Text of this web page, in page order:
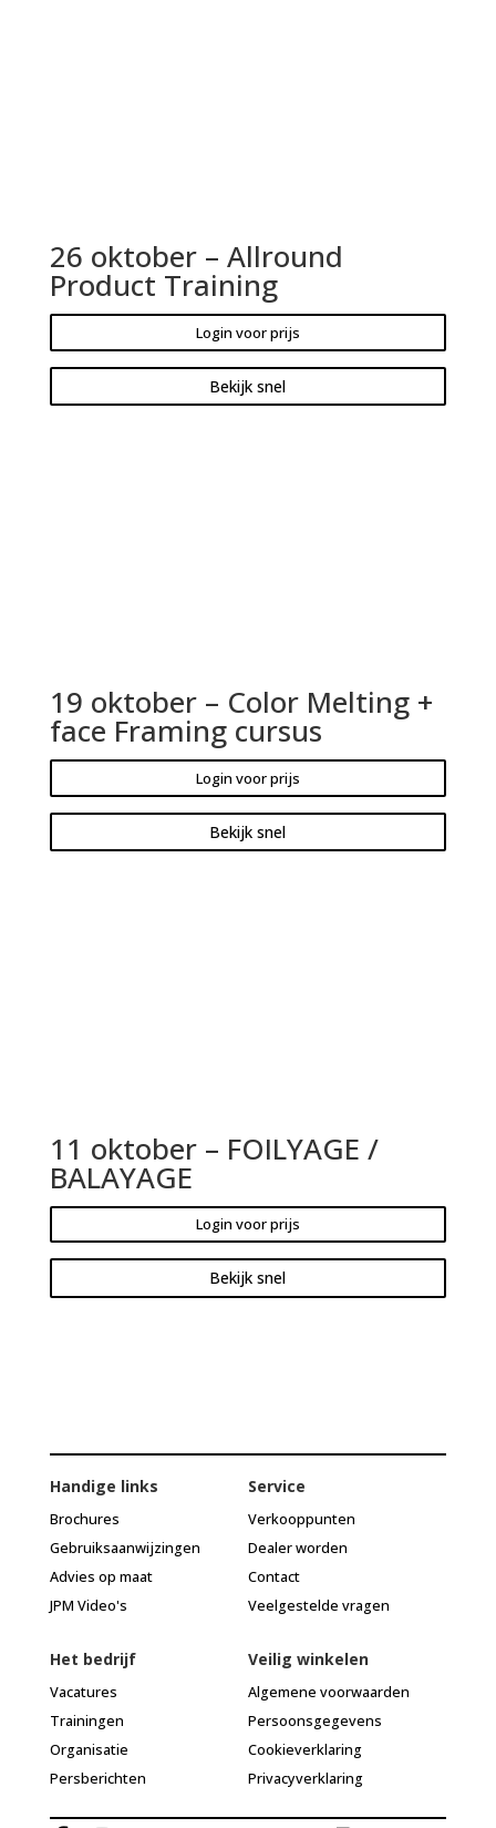
26 oktober – Allround
Product Training
Login voor prijs
Bekijk snel
19 oktober – Color Melting +
face Framing cursus
Login voor prijs
Bekijk snel
11 oktober – FOILYAGE /
BALAYAGE
Login voor prijs
Bekijk snel
Handige links
Brochures
Gebruiksaanwijzingen
Advies op maat
JPM Video's
Service
Verkooppunten
Dealer worden
Contact
Veelgestelde vragen
Het bedrijf
Vacatures
Trainingen
Organisatie
Persberichten
Veilig winkelen
Algemene voorwaarden
Persoonsgegevens
Cookieverklaring
Privacyverklaring